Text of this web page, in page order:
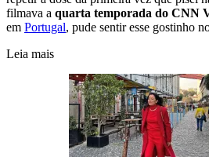
filmava a quarta temporada do CNN
em Portugal, pude sentir esse gostinho
Leia mais